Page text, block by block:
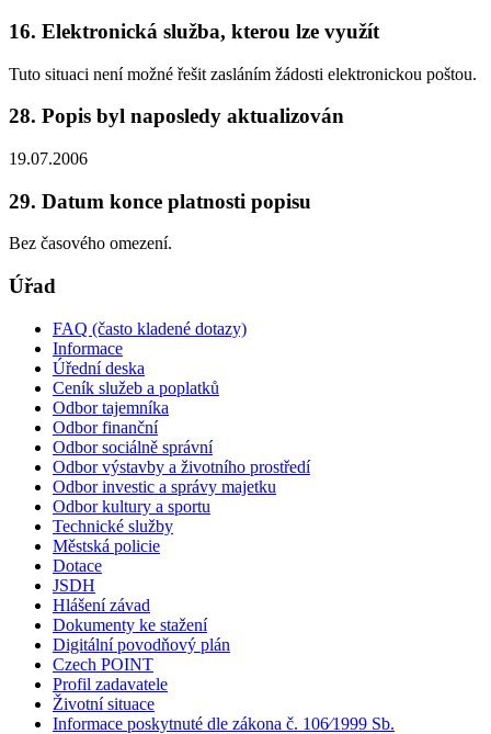
16. Elektronická služba, kterou lze využít
Tuto situaci není možné řešit zasláním žádosti elektronickou poštou.
28. Popis byl naposledy aktualizován
19.07.2006
29. Datum konce platnosti popisu
Bez časového omezení.
Úřad
FAQ (často kladené dotazy)
Informace
Úřední deska
Ceník služeb a poplatků
Odbor tajemníka
Odbor finanční
Odbor sociálně správní
Odbor výstavby a životního prostředí
Odbor investic a správy majetku
Odbor kultury a sportu
Technické služby
Městská policie
Dotace
JSDH
Hlášení závad
Dokumenty ke stažení
Digitální povodňový plán
Czech POINT
Profil zadavatele
Životní situace
Informace poskytnuté dle zákona č. 106⁄1999 Sb.